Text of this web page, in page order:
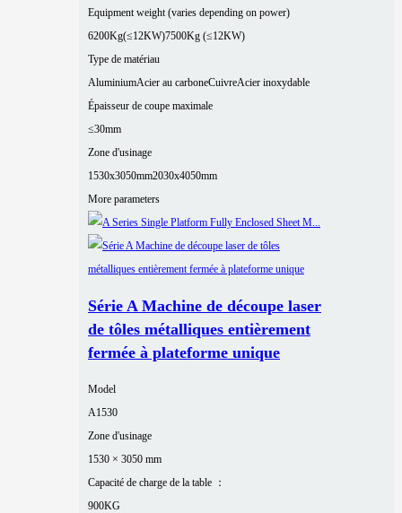
Equipment weight (varies depending on power)
6200Kg(≤12KW)7500Kg (≤12KW)
Type de matériau
AluminiumAcier au carboneCuivreAcier inoxydable
Épaisseur de coupe maximale
≤30mm
Zone d'usinage
1530x3050mm2030x4050mm
More parameters
Série A Machine de découpe laser
de tôles métalliques entièrement
fermée à plateforme unique
Model
A1530
Zone d'usinage
1530 × 3050 mm
Capacité de charge de la table ：
900KG